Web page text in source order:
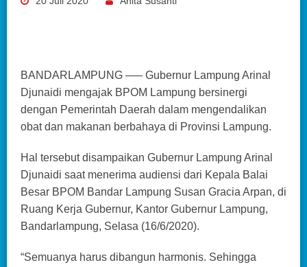
BANDARLAMPUNG —– Gubernur Lampung Arinal
Djunaidi mengajak BPOM Lampung bersinergi
dengan Pemerintah Daerah dalam mengendalikan
obat dan makanan berbahaya di Provinsi Lampung.
Hal tersebut disampaikan Gubernur Lampung Arinal
Djunaidi saat menerima audiensi dari Kepala Balai
Besar BPOM Bandar Lampung Susan Gracia Arpan, di
Ruang Kerja Gubernur, Kantor Gubernur Lampung,
Bandarlampung, Selasa (16/6/2020).
“Semuanya harus dibangun harmonis. Sehingga